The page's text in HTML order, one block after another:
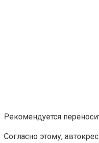
Рекомендуется
Согласно этому,